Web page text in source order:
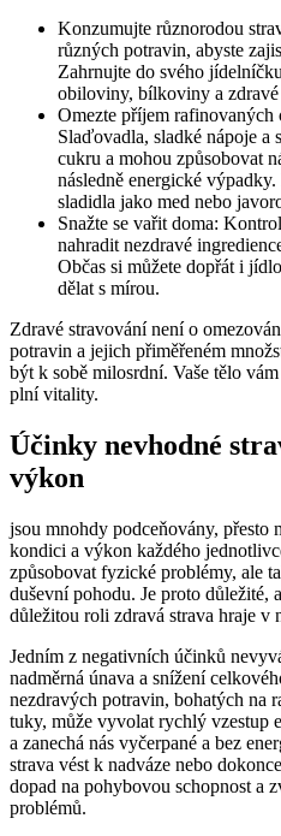
Konzumujte různorodou
různých potravin, abyste
Zahrnujte do svého
obiloviny, bílkoviny a
Omezte příjem
Slaďovadla, sladké nápoje a
cukru a mohou způsobovat
následně energické
sladidla jako med nebo
Snažte se vařit doma:
nahradit nezdravé
Občas si můžete dopřát i
dělat s mírou.
Zdravé stravování není o
potravin a jejich přiměřeném
být k sobě milosrdní. Vaše tělo
plní vitality.
Účinky nevhodné
výkon
jsou mnohdy podceňovány, přesto
kondici a výkon každého
způsobovat fyzické problémy, ale
duševní pohodu. Je proto důležité,
důležitou roli zdravá strava hraje v
Jedním z negativních účinků
nadměrná únava a snížení
nezdravých potravin, bohatých na
tuky, může vyvolat rychlý vzestup
a zanechá nás vyčerpané a bez
strava vést k nadváze nebo
dopad na pohybovou schopnost a
problémů.